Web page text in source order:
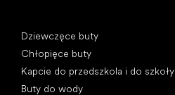
Dziewczęce buty
Chłopięce buty
Kapcie do przedszkola i do szkoły
Buty do wody